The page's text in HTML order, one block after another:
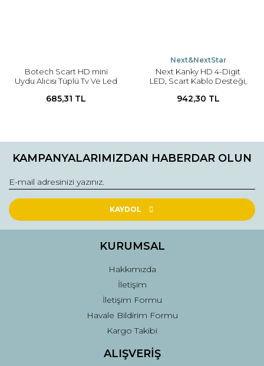
Botech Scart HD mini
Uydu Alıcısı Tüplü Tv Ve Led
685,31 TL
Next&NextStar
Next Kanky HD 4-Digit
LED, Scart Kablo Desteği,
HDMIlı Uydu Alıcısı
942,30 TL
KAMPANYALARIMIZDAN HABERDAR OLUN
KAYDOL
KURUMSAL
Hakkımızda
İletişim
İletişim Formu
Havale Bildirim Formu
Kargo Takibi
ALIŞVERİŞ